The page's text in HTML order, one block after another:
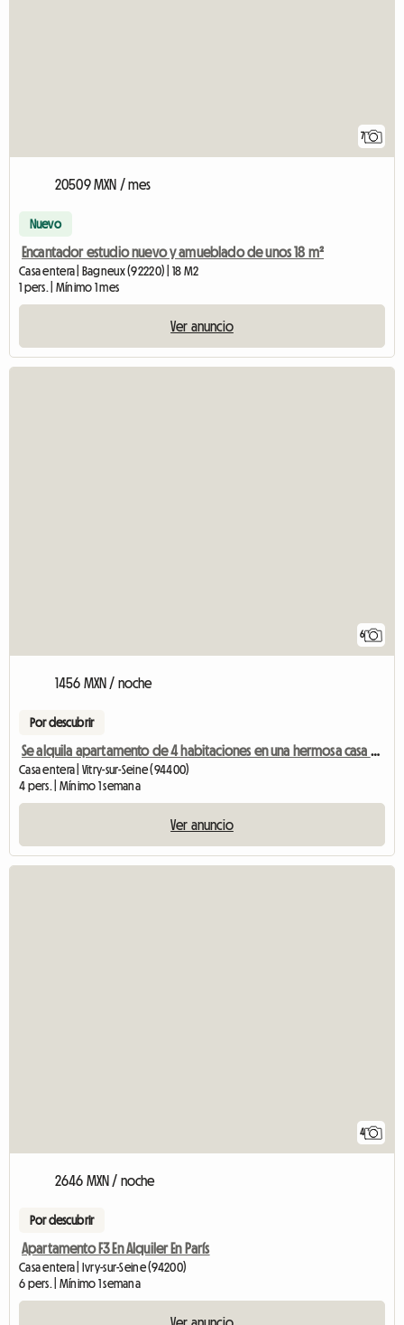
7
20509 MXN / mes
Nuevo
Encantador estudio nuevo y amueblado de unos 18 m²
Casa entera | Bagneux (92220) | 18 M2
1 pers. | Mínimo 1 mes
Ver anuncio
6
1456 MXN / noche
Por descubrir
Se alquila apartamento de 4 habitaciones en una hermosa casa de piedra de molino.
Casa entera | Vitry-sur-Seine (94400)
4 pers. | Mínimo 1 semana
Ver anuncio
4
2646 MXN / noche
Por descubrir
Apartamento F3 En Alquiler En París
Casa entera | Ivry-sur-Seine (94200)
6 pers. | Mínimo 1 semana
Ver anuncio